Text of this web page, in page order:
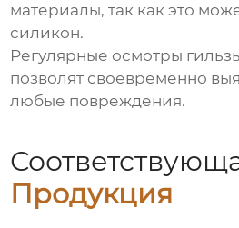
материалы, так как это
силикон.
Регулярные осмотры
позволят своевременно
любые повреждения.
Продукция